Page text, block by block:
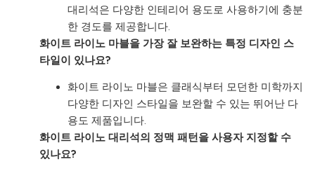
대리석은 다양한 인테리어 용도로 사용하기에 충분
한 경도를 제공합니다.
화이트 라이노 마블을 가장 잘 보완하는 특정 디자인 스
타일이 있나요?
화이트 라이노 마블은 클래식부터 모던한 미학까지
다양한 디자인 스타일을 보완할 수 있는 뛰어난 다
용도 제품입니다.
화이트 라이노 대리석의 정맥 패턴을 사용자 지정할 수
있나요?